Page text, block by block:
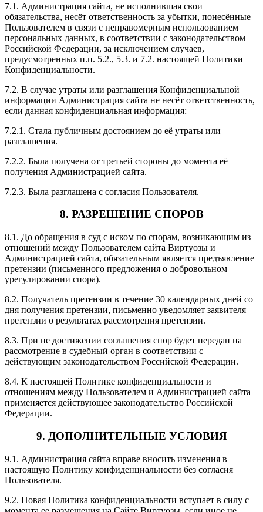
7.1. Администрация сайта, не исполнившая свои
обязательства, несёт ответственность за убытки, понесённые
Пользователем в связи с неправомерным использованием
персональных данных, в соответствии с законодательством
Российской Федерации, за исключением случаев,
предусмотренных п.п. 5.2., 5.3. и 7.2. настоящей Политики
Конфиденциальности.
7.2. В случае утраты или разглашения Конфиденциальной
информации Администрация сайта не несёт ответственность,
если данная конфиденциальная информация:
7.2.1. Стала публичным достоянием до её утраты или
разглашения.
7.2.2. Была получена от третьей стороны до момента её
получения Администрацией сайта.
7.2.3. Была разглашена с согласия Пользователя.
8. РАЗРЕШЕНИЕ СПОРОВ
8.1. До обращения в суд с иском по спорам, возникающим из
отношений между Пользователем сайта Виртуозы и
Администрацией сайта, обязательным является предъявление
претензии (письменного предложения о добровольном
урегулировании спора).
8.2. Получатель претензии в течение 30 календарных дней со
дня получения претензии, письменно уведомляет заявителя
претензии о результатах рассмотрения претензии.
8.3. При не достижении соглашения спор будет передан на
рассмотрение в судебный орган в соответствии с
действующим законодательством Российской Федерации.
8.4. К настоящей Политике конфиденциальности и
отношениям между Пользователем и Администрацией сайта
применяется действующее законодательство Российской
Федерации.
9. ДОПОЛНИТЕЛЬНЫЕ УСЛОВИЯ
9.1. Администрация сайта вправе вносить изменения в
настоящую Политику конфиденциальности без согласия
Пользователя.
9.2. Новая Политика конфиденциальности вступает в силу с